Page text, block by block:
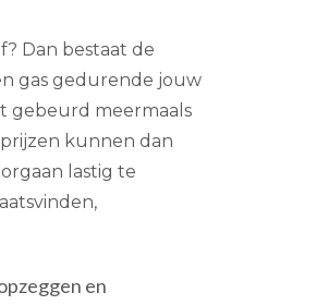
Dan bestaat de
gas gedurende jouw
gebeurd meermaals
prijzen kunnen dan
lastig te
en